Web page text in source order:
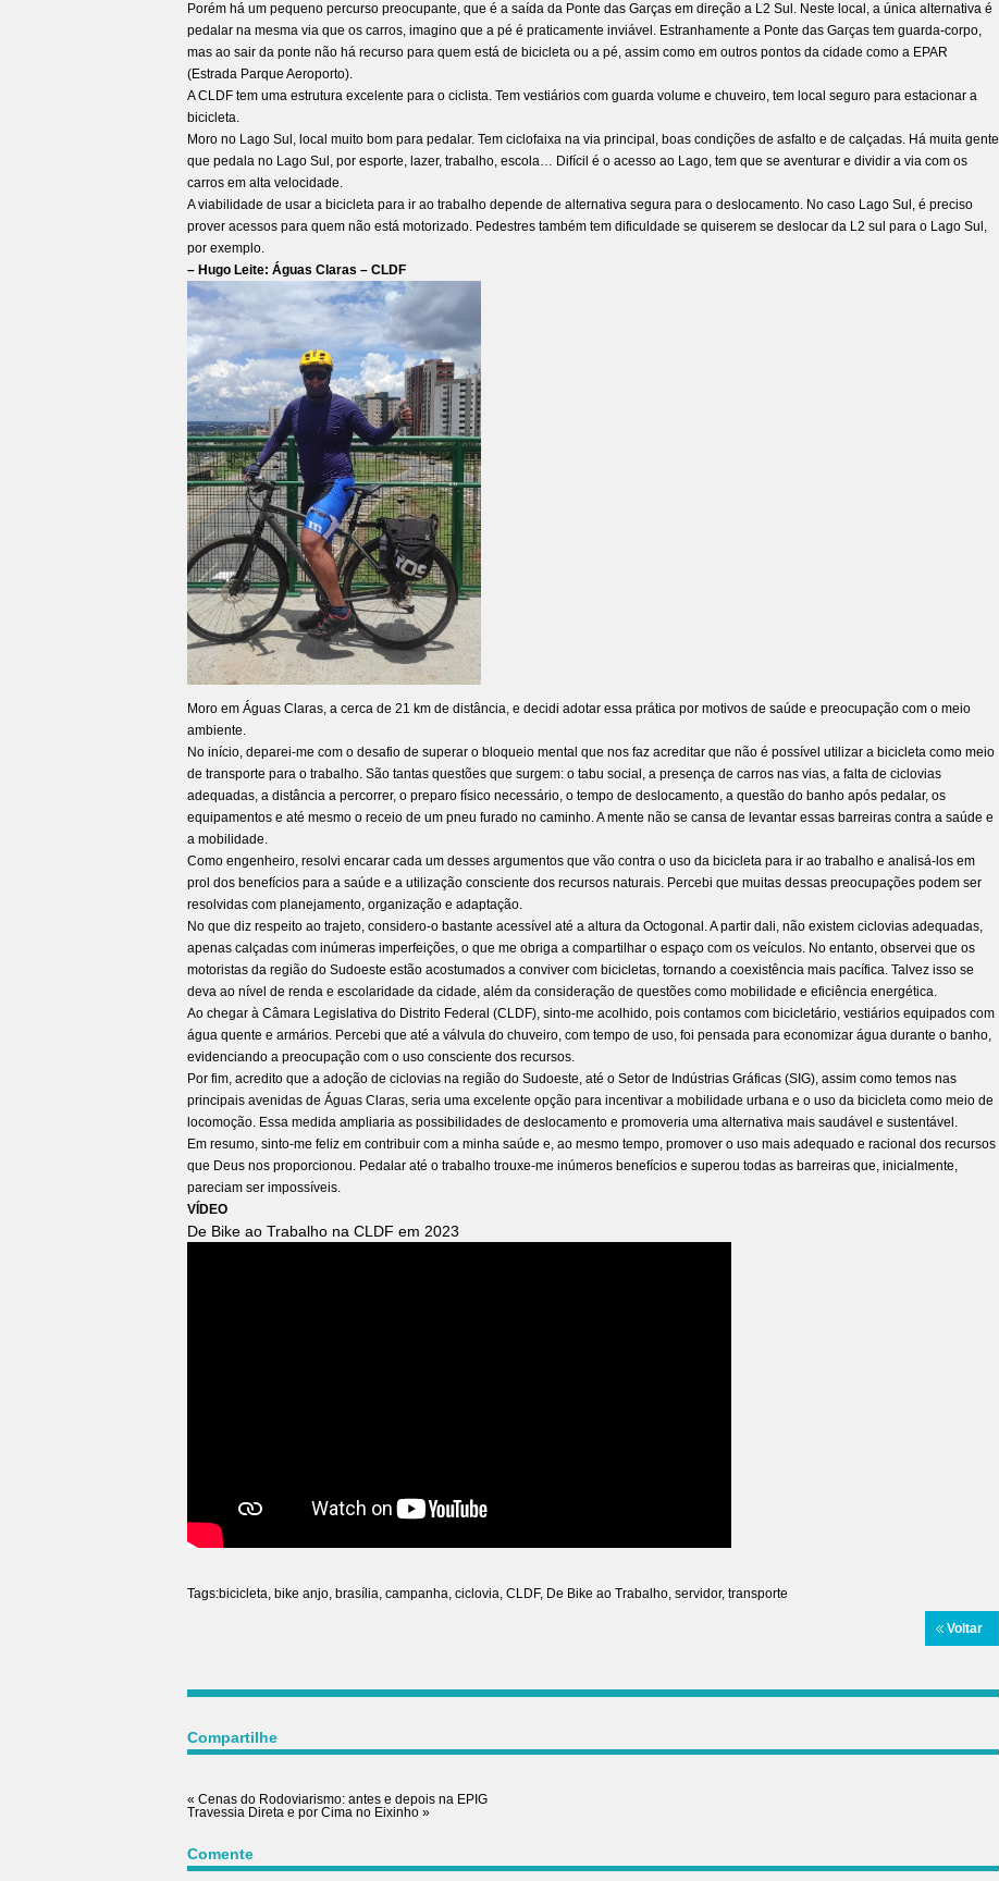
Porém há um pequeno percurso preocupante, que é a saída da Ponte das Garças em direção a L2 Sul. Neste local, a única alternativa é
pedalar na mesma via que os carros, imagino que a pé é praticamente inviável. Estranhamente a Ponte das Garças tem guarda-corpo,
mas ao sair da ponte não há recurso para quem está de bicicleta ou a pé, assim como em outros pontos da cidade como a EPAR
(Estrada Parque Aeroporto).
A CLDF tem uma estrutura excelente para o ciclista. Tem vestiários com guarda volume e chuveiro, tem local seguro para estacionar a
bicicleta.
Moro no Lago Sul, local muito bom para pedalar. Tem ciclofaixa na via principal, boas condições de asfalto e de calçadas. Há muita gente
que pedala no Lago Sul, por esporte, lazer, trabalho, escola… Difícil é o acesso ao Lago, tem que se aventurar e dividir a via com os
carros em alta velocidade.
A viabilidade de usar a bicicleta para ir ao trabalho depende de alternativa segura para o deslocamento. No caso Lago Sul, é preciso
prover acessos para quem não está motorizado. Pedestres também tem dificuldade se quiserem se deslocar da L2 sul para o Lago Sul,
por exemplo.
– Hugo Leite: Águas Claras – CLDF
Moro em Águas Claras, a cerca de 21 km de distância, e decidi adotar essa prática por motivos de saúde e preocupação com o meio
ambiente.
No início, deparei-me com o desafio de superar o bloqueio mental que nos faz acreditar que não é possível utilizar a bicicleta como meio
de transporte para o trabalho. São tantas questões que surgem: o tabu social, a presença de carros nas vias, a falta de ciclovias
adequadas, a distância a percorrer, o preparo físico necessário, o tempo de deslocamento, a questão do banho após pedalar, os
equipamentos e até mesmo o receio de um pneu furado no caminho. A mente não se cansa de levantar essas barreiras contra a saúde e
a mobilidade.
Como engenheiro, resolvi encarar cada um desses argumentos que vão contra o uso da bicicleta para ir ao trabalho e analisá-los em
prol dos benefícios para a saúde e a utilização consciente dos recursos naturais. Percebi que muitas dessas preocupações podem ser
resolvidas com planejamento, organização e adaptação.
No que diz respeito ao trajeto, considero-o bastante acessível até a altura da Octogonal. A partir dali, não existem ciclovias adequadas,
apenas calçadas com inúmeras imperfeições, o que me obriga a compartilhar o espaço com os veículos. No entanto, observei que os
motoristas da região do Sudoeste estão acostumados a conviver com bicicletas, tornando a coexistência mais pacífica. Talvez isso se
deva ao nível de renda e escolaridade da cidade, além da consideração de questões como mobilidade e eficiência energética.
Ao chegar à Câmara Legislativa do Distrito Federal (CLDF), sinto-me acolhido, pois contamos com bicicletário, vestiários equipados com
água quente e armários. Percebi que até a válvula do chuveiro, com tempo de uso, foi pensada para economizar água durante o banho,
evidenciando a preocupação com o uso consciente dos recursos.
Por fim, acredito que a adoção de ciclovias na região do Sudoeste, até o Setor de Indústrias Gráficas (SIG), assim como temos nas
principais avenidas de Águas Claras, seria uma excelente opção para incentivar a mobilidade urbana e o uso da bicicleta como meio de
locomoção. Essa medida ampliaria as possibilidades de deslocamento e promoveria uma alternativa mais saudável e sustentável.
Em resumo, sinto-me feliz em contribuir com a minha saúde e, ao mesmo tempo, promover o uso mais adequado e racional dos recursos
que Deus nos proporcionou. Pedalar até o trabalho trouxe-me inúmeros benefícios e superou todas as barreiras que, inicialmente,
pareciam ser impossíveis.
VÍDEO
De Bike ao Trabalho na CLDF em 2023
Tags:bicicleta, bike anjo, brasília, campanha, ciclovia, CLDF, De Bike ao Trabalho, servidor, transporte
Voltar
Compartilhe
« Cenas do Rodoviarismo: antes e depois na EPIG
Travessia Direta e por Cima no Eixinho »
Comente